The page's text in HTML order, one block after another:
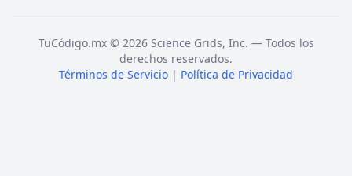
TuCódigo.mx © 2026 Science Grids, Inc. — Todos los
derechos reservados.
Términos de Servicio | Política de Privacidad